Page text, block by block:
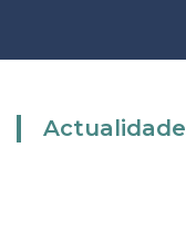
Actualidade